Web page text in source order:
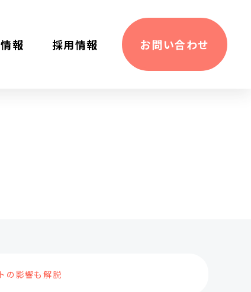
報 採⽤情報 お問い合わせ
の影響も解説